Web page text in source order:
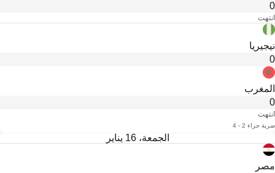
0
انتهت
نيجيريا
0
المغرب
0
انتهت
ضربة جزاء 2 - 4
الجمعة، 16 يناير
مصر